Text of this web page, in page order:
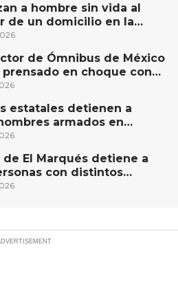
a hombre sin vida al
de un domicilio en la
El Rodeo, San Juan del
de Ómnibus de México
en choque con
en San Juan del Río
estatales detienen a
armados en
de El Marqués detiene a
con distintos